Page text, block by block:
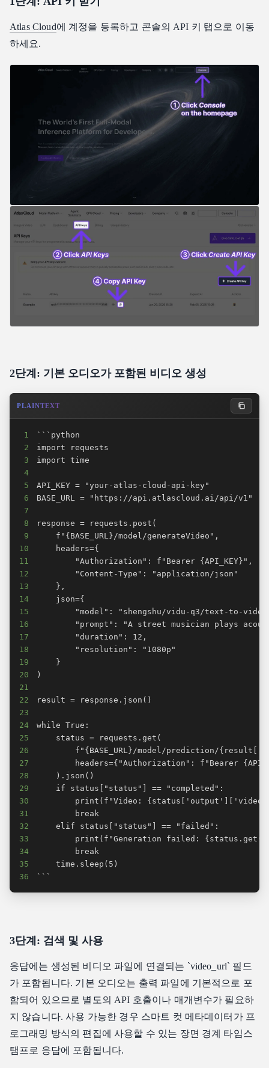
Atlas Cloud에 계정을 등록하고 콘솔의 API 키 탭으로 이동
하세요.
2단계: 기본 오디오가 포함된 비디오 생성
PLAINTEXT
1
2
3
4
5
6
7
8
9
10
11
12
13
14
15
16
17
18
19
20
21
22
23
24
25
26
27
28
29
30
31
32
33
34
35
36
```
3단계: 검색 및 사용
응답에는 생성된 비디오 파일에 연결되는 `video_url` 필드
가 포함됩니다. 기본 오디오는 출력 파일에 기본적으로 포
함되어 있으므로 별도의 API 호출이나 매개변수가 필요하
지 않습니다. 사용 가능한 경우 스마트 컷 메타데이터가 프
로그래밍 방식의 편집에 사용할 수 있는 장면 경계 타임스
탬프로 응답에 포함됩니다.